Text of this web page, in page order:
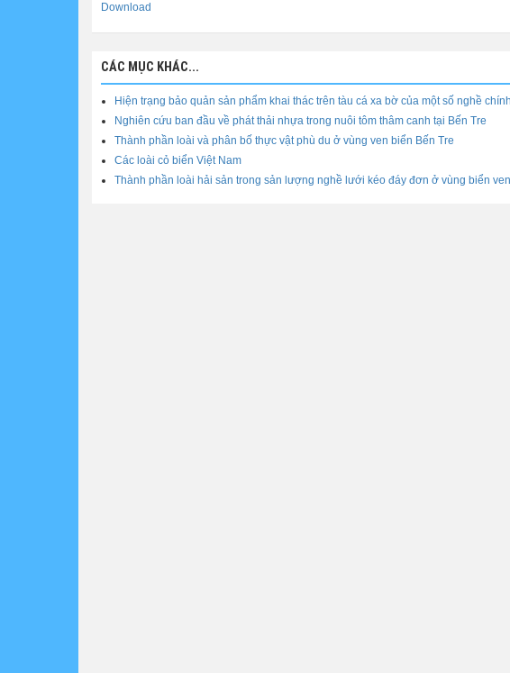
Download
CÁC MỤC KHÁC...
Hiện trạng bảo quản sản phẩm khai thác trên tàu cá xa bờ của một số nghề
Nghiên cứu ban đầu về phát thải nhựa trong nuôi tôm thâm canh tại Bến Tre
Thành phần loài và phân bố thực vật phù du ở vùng ven biển Bến Tre
Các loài cỏ biển Việt Nam
Thành phần loài hải sản trong sản lượng nghề lưới kéo đáy đơn ở vùng biển